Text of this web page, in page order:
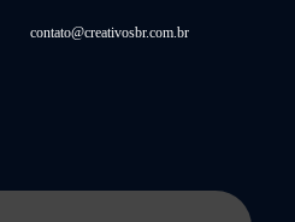
contato@creativosbr.com.br